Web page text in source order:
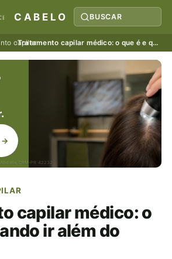
CABELO BUSCAR
capilar
› Tratamento capilar médico: o que é e quando ir além do salão
→
Abdalla, CRM-PR 42232
capilar médico: o
ir além do